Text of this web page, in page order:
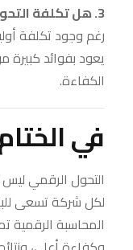
3. هل تكلفة التحول الرقمي مرتفعة؟
رغم وجود تكلفة
يعود بفوائد كبيرة
الكفاءة.
في
التحول الرقمي
لكل شركة تسعى
المحاسبة الرقمية